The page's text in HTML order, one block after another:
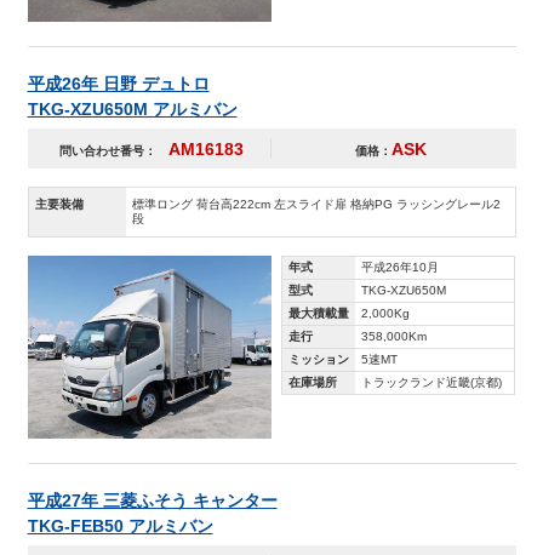
平成26年 日野 デュトロ
TKG-XZU650M アルミバン
問い合わせ番号： AM16183 価格： ASK
主要装備
標準ロング 荷台高222cm 左スライド扉 格納PG ラッシングレール2
段
年式
平成26年10月
型式
TKG-XZU650M
最大積載量
2,000Kg
走行
358,000Km
ミッション
5速MT
在庫場所
トラックランド近畿(京都)
平成27年 三菱ふそう キャンター
TKG-FEB50 アルミバン